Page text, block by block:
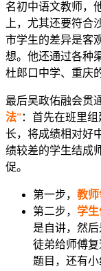
名初中语文教师，
上，尤其还要符
市学生的差异是客
想。他还通过各种
杜郎口中学、重庆
最后吴政佑融会贯
法”：首先在班里
长，将成绩相对好
绩较差的学生结成
促。
第一步， 教
第二步， 学
是自讲，然
徒弟给师傅
题目，还有